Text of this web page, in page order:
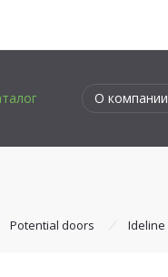
О компании
Potential doors Ideline